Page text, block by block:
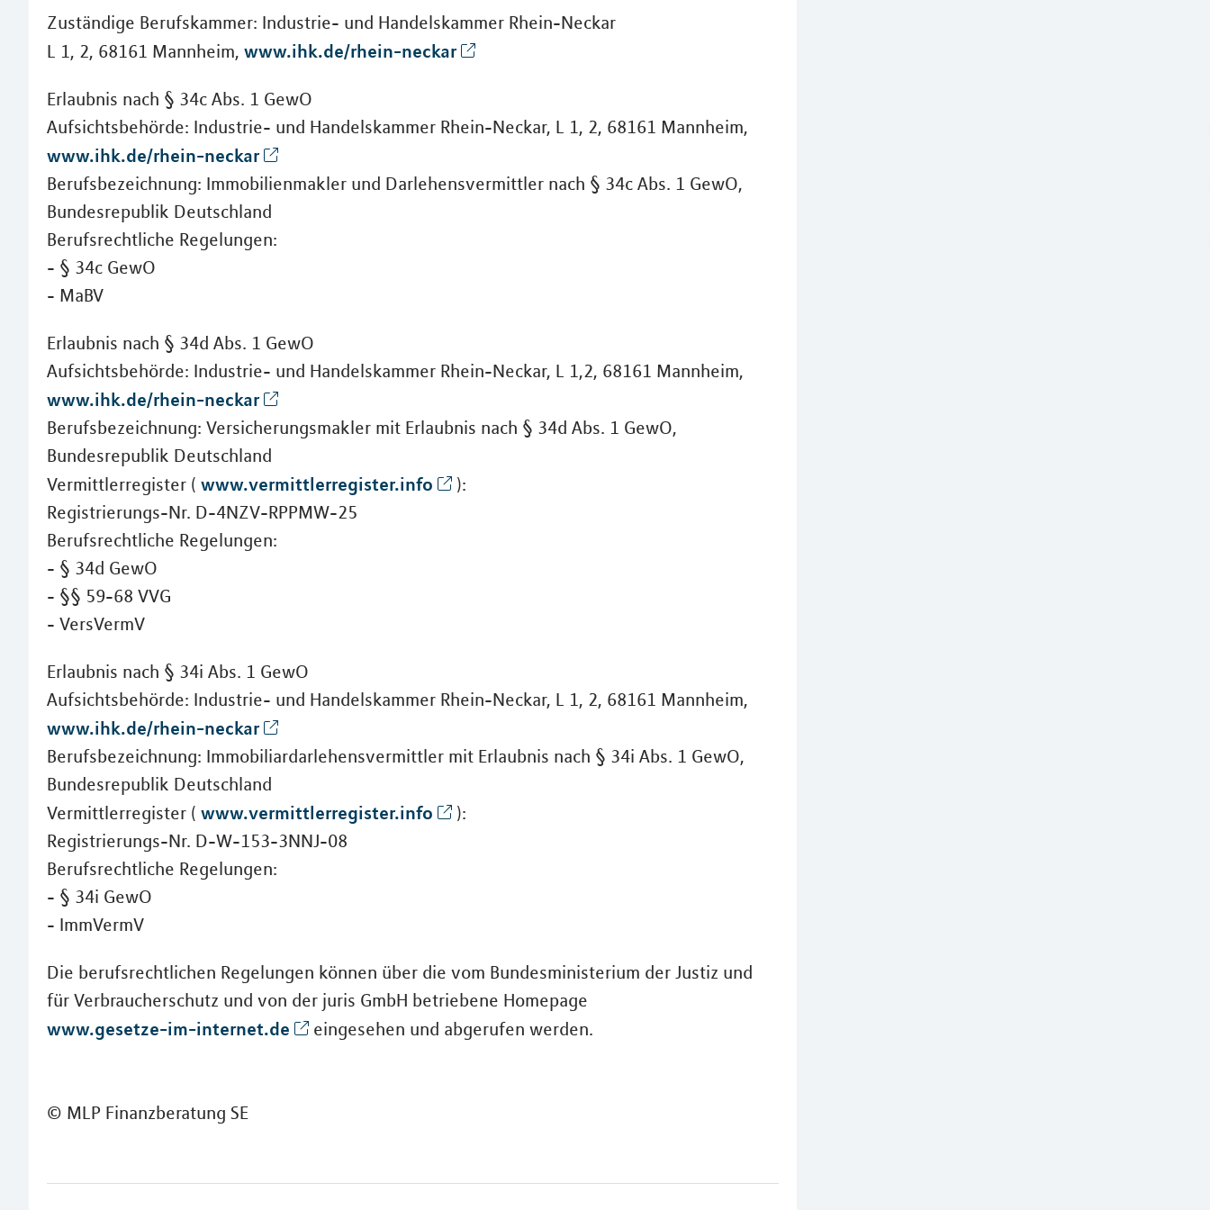
Zuständige Berufskammer: Industrie- und Handelskammer Rhein-Neckar
L 1, 2, 68161 Mannheim, www.ihk.de/rhein-neckar
Erlaubnis nach § 34c Abs. 1 GewO
Aufsichtsbehörde: Industrie- und Handelskammer Rhein-Neckar, L 1, 2, 68161 Mannheim,
www.ihk.de/rhein-neckar
Berufsbezeichnung: Immobilienmakler und Darlehensvermittler nach § 34c Abs. 1 GewO,
Bundesrepublik Deutschland
Berufsrechtliche Regelungen:
- § 34c GewO
- MaBV
Erlaubnis nach § 34d Abs. 1 GewO
Aufsichtsbehörde: Industrie- und Handelskammer Rhein-Neckar, L 1,2, 68161 Mannheim,
www.ihk.de/rhein-neckar
Berufsbezeichnung: Versicherungsmakler mit Erlaubnis nach § 34d Abs. 1 GewO,
Bundesrepublik Deutschland
Vermittlerregister ( www.vermittlerregister.info
):
Registrierungs-Nr. D-4NZV-RPPMW-25
Berufsrechtliche Regelungen:
- § 34d GewO
- §§ 59-68 VVG
- VersVermV
Erlaubnis nach § 34i Abs. 1 GewO
Aufsichtsbehörde: Industrie- und Handelskammer Rhein-Neckar, L 1, 2, 68161 Mannheim,
www.ihk.de/rhein-neckar
Berufsbezeichnung: Immobiliardarlehensvermittler mit Erlaubnis nach § 34i Abs. 1 GewO,
Bundesrepublik Deutschland
Vermittlerregister ( www.vermittlerregister.info
):
Registrierungs-Nr. D-W-153-3NNJ-08
Berufsrechtliche Regelungen:
- § 34i GewO
- ImmVermV
Die berufsrechtlichen Regelungen können über die vom Bundesministerium der Justiz und
für Verbraucherschutz und von der juris GmbH betriebene Homepage
www.gesetze-im-internet.de eingesehen und abgerufen werden.
© MLP Finanzberatung SE